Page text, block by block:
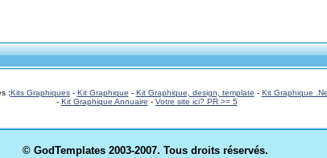
:Kits Graphiques- Kit Graphique - Kit Graphique, design, template - Kit Graphique
- Kit Graphique Annuaire - Votre site ici? PR >= 5
© GodTemplates 2003-2007. Tous droits réservés.